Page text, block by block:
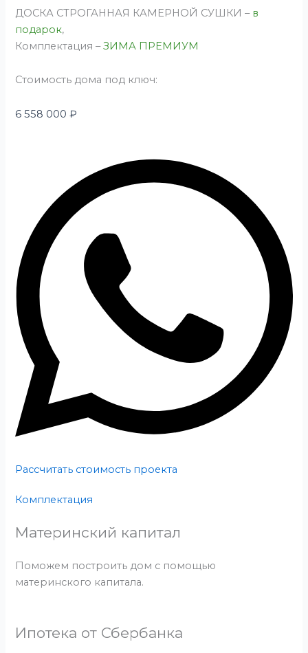
ДОСКА СТРОГАННАЯ КАМЕРНОЙ СУШКИ – в
подарок,
Комплектация –ЗИМА ПРЕМИУМ
Стоимость дома под ключ:
6 558 000₽
Рассчитать стоимость проекта
Комплектация
Материнский капитал
Поможем построить дом с помощью
материнского капитала.
Ипотека от Сбербанка